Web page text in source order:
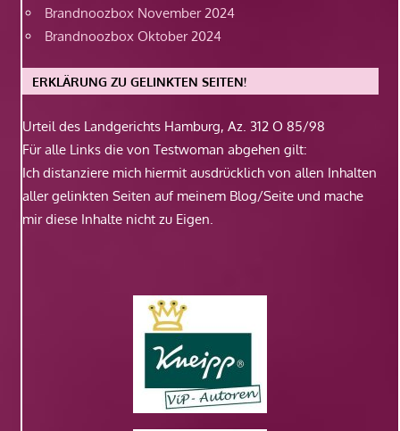
Brandnoozbox November 2024
Brandnoozbox Oktober 2024
ERKLÄRUNG ZU GELINKTEN SEITEN!
Urteil des Landgerichts Hamburg, Az. 312 O 85/98
Für alle Links die von Testwoman abgehen gilt:
Ich distanziere mich hiermit ausdrücklich von allen Inhalten
aller gelinkten Seiten auf meinem Blog/Seite und mache
mir diese Inhalte nicht zu Eigen.